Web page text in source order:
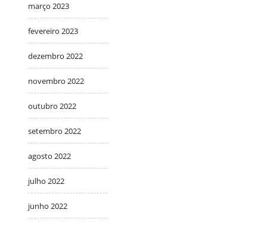
março 2023
fevereiro 2023
dezembro 2022
novembro 2022
outubro 2022
setembro 2022
agosto 2022
julho 2022
junho 2022